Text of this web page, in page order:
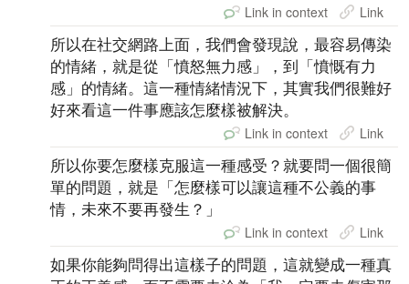
Link in context Link
所以在社交網路上面，我們會發現說，最容易傳染
的情緒，就是從「憤怒無力感」，到「憤慨有力
感」的情緒。這一種情緒情況下，其實我們很難好
好來看這一件事應該怎麼樣被解決。
Link in context Link
所以你要怎麼樣克服這一種感受？就要問一個很簡
單的問題，就是「怎麼樣可以讓這種不公義的事
情，未來不要再發生？」
Link in context Link
如果你能夠問得出這樣子的問題，這就變成一種真